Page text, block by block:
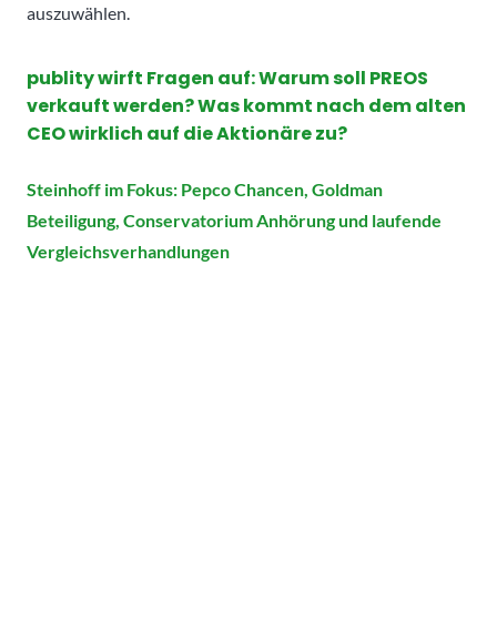
auszuwählen.
publity wirft Fragen auf: Warum soll PREOS
verkauft werden? Was kommt nach dem alten
CEO wirklich auf die Aktionäre zu?
Steinhoff im Fokus: Pepco Chancen, Goldman
Beteiligung, Conservatorium Anhörung und laufende
Vergleichsverhandlungen